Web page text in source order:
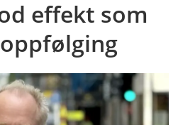
effekt som